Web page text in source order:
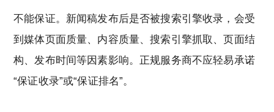
不能保证。新闻稿发布后是否被搜索引擎收录，会受
到媒体页面质量、内容质量、搜索引擎抓取、页面结
构、发布时间等因素影响。正规服务商不应轻易承诺
“保证收录”或“保证排名”。